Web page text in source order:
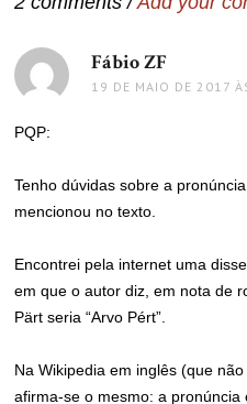
Fábio ZF
19 DE MAIO DE 2017
PQP:
Tenho dúvidas sobre a
mencionou no texto.
Encontrei pela internet uma
em que o autor diz, em nota de
Pärt seria “Arvo Pért”.
Na Wikipedia em inglês (que
afirma-se o mesmo: a